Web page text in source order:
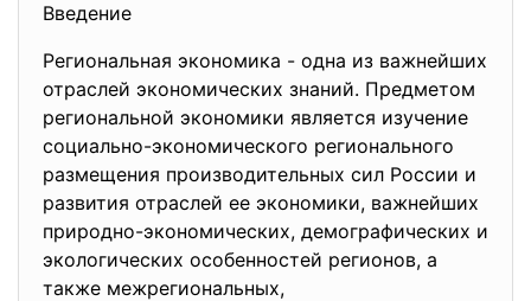
Введение
Региональная экономика - одна из важнейших
отраслей экономических знаний. Предметом
региональной экономики является изучение
социально-экономического регионального
размещения производительных сил России и
развития отраслей ее экономики, важнейших
природно-экономических, демографических и
экологических особенностей регионов, а
также межрегиональных,